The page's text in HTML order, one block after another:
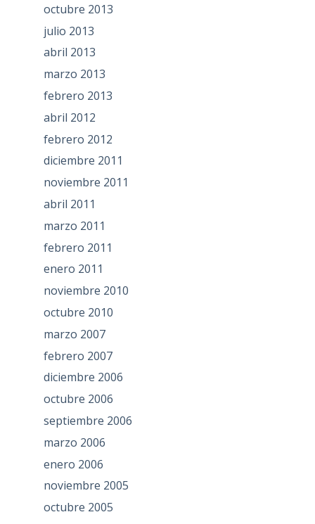
octubre 2013
julio 2013
abril 2013
marzo 2013
febrero 2013
abril 2012
febrero 2012
diciembre 2011
noviembre 2011
abril 2011
marzo 2011
febrero 2011
enero 2011
noviembre 2010
octubre 2010
marzo 2007
febrero 2007
diciembre 2006
octubre 2006
septiembre 2006
marzo 2006
enero 2006
noviembre 2005
octubre 2005